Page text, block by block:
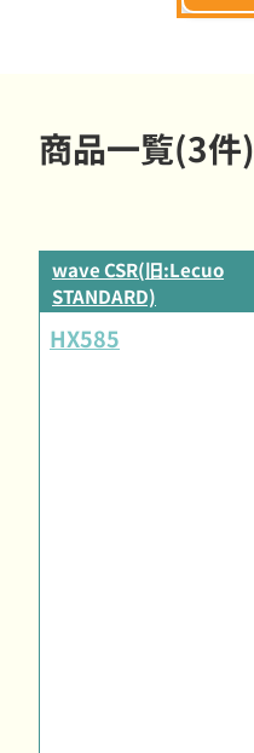
商品一覧(3件)
wave CSR(旧:Lecuo
STANDARD)
HX585